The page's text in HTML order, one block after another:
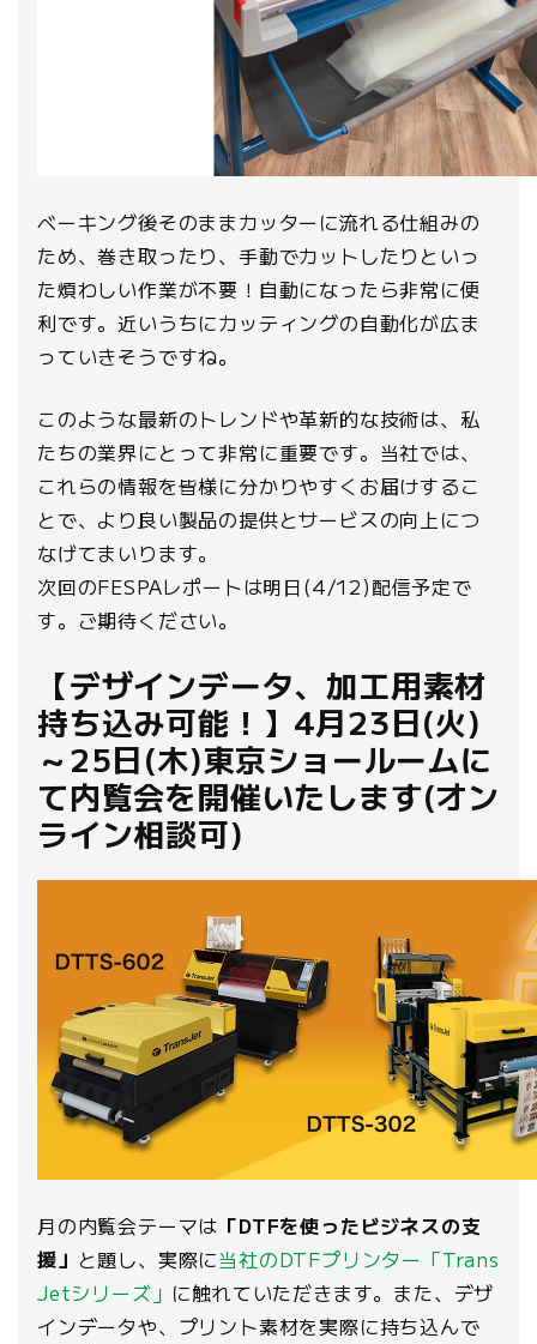
ベーキング後そのままカッターに流れる仕組みの
ため、巻き取ったり、手動でカットしたりといっ
た煩わしい作業が不要！自動になったら非常に便
利です。近いうちにカッティングの自動化が広ま
っていきそうですね。
このような最新のトレンドや革新的な技術は、私
たちの業界にとって非常に重要です。当社では、
これらの情報を皆様に分かりやすくお届けするこ
とで、より良い製品の提供とサービスの向上につ
なげてまいります。
次回のFESPAレポートは明日(4/12)配信予定で
す。ご期待ください。
【デザインデータ、加工用素材
持ち込み可能！】4月23日(火)
～25日(木)東京ショールームに
て内覧会を開催いたします(オン
ライン相談可)
月の内覧会テーマは 「DTFを使ったビジネスの支
援」 と題し、実際に当社のDTFプリンター「Trans
Jetシリーズ」 に触れていただきます。また、デザ
インデータや、プリント素材を実際に持ち込んで